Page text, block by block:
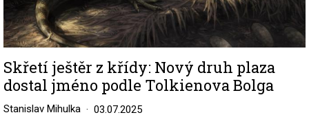
Skřetí ještěr z křídy: Nový druh plaza
dostal jméno podle Tolkienova Bolga
Stanislav Mihulka 03.07.2025